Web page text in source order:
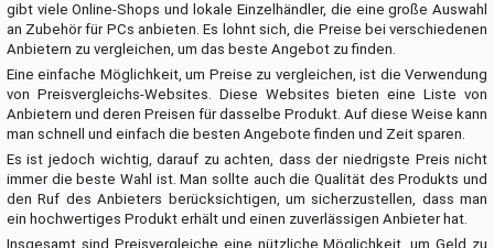
gibt viele Online-Shops und lokale Einzelhändler, die eine große Auswahl
an Zubehör für PCs anbieten. Es lohnt sich, die Preise bei verschiedenen
Anbietern zu vergleichen, um das beste Angebot zu finden.
Eine einfache Möglichkeit, um Preise zu vergleichen, ist die Verwendung
von Preisvergleichs-Websites. Diese Websites bieten eine Liste von
Anbietern und deren Preisen für dasselbe Produkt. Auf diese Weise kann
man schnell und einfach die besten Angebote finden und Zeit sparen.
Es ist jedoch wichtig, darauf zu achten, dass der niedrigste Preis nicht
immer die beste Wahl ist. Man sollte auch die Qualität des Produkts und
den Ruf des Anbieters berücksichtigen, um sicherzustellen, dass man
ein hochwertiges Produkt erhält und einen zuverlässigen Anbieter hat.
Insgesamt sind Preisvergleiche eine nützliche Möglichkeit, um Geld zu